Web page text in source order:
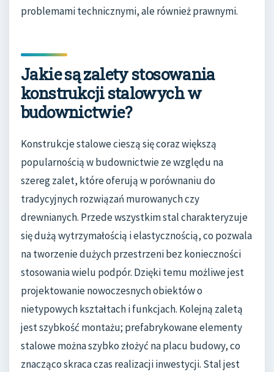
problemami technicznymi, ale również prawnymi.
Jakie są zalety stosowania
konstrukcji stalowych w
budownictwie?
Konstrukcje stalowe cieszą się coraz większą
popularnością w budownictwie ze względu na
szereg zalet, które oferują w porównaniu do
tradycyjnych rozwiązań murowanych czy
drewnianych. Przede wszystkim stal charakteryzuje
się dużą wytrzymałością i elastycznością, co pozwala
na tworzenie dużych przestrzeni bez konieczności
stosowania wielu podpór. Dzięki temu możliwe jest
projektowanie nowoczesnych obiektów o
nietypowych kształtach i funkcjach. Kolejną zaletą
jest szybkość montażu; prefabrykowane elementy
stalowe można szybko złożyć na placu budowy, co
znacząco skraca czas realizacji inwestycji. Stal jest